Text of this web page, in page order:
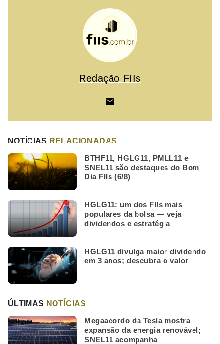
Redação FIIs
NOTÍCIAS RELACIONADAS
BTHF11, HGLG11, PMLL11 e
SNEL11 são destaques do Bom
Dia FIIs (6/8)
HGLG11: um dos FIIs mais
populares da bolsa — veja
dividendos e estratégia
HGLG11 divulga maior dividendo
em 3 anos; descubra o valor
ÚLTIMAS NOTÍCIAS
Megaacordo da Tesla mostra
expansão da energia renovável;
SNEL11 acompanha